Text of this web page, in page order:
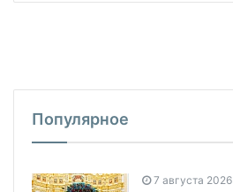
Популярное
7 августа 2026